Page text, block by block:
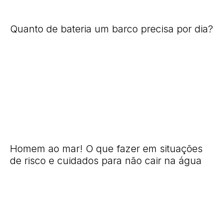
Quanto de bateria um barco precisa por dia?
Homem ao mar! O que fazer em situações
de risco e cuidados para não cair na água